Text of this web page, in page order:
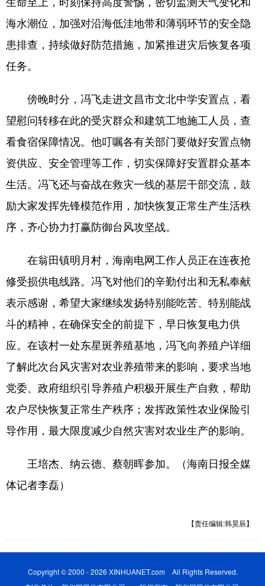
海水潮位，加强对沿海低洼地带和薄弱环节的安全隐
患排查，持续做好防范措施，加紧推进灾后恢复各项
任务。
傍晚时分，冯飞走进文昌市文北中学安置点，看
望慰问转移在此的受灾群众和建筑工地施工人员，查
看食宿保障情况。他叮嘱各有关部门要做好安置点物
资供应、安全管理等工作，切实保障好安置群众基本
生活。冯飞还与奋战在救灾一线的基层干部交流，鼓
励大家发挥先锋模范作用，加快恢复正常生产生活秩
序，齐心协力打赢防御台风攻坚战。
在翁田镇明月村，海南电网工作人员正在连夜抢
修受损供电线路。冯飞对他们的辛勤付出和无私奉献
表示感谢，希望大家继续发扬特别能吃苦、特别能战
斗的精神，在确保安全的前提下，早日恢复电力供
应。在该村一处东星斑养殖基地，冯飞向养殖户详细
了解此次台风灾害对农业养殖带来的影响，要求当地
党委、政府组织引导养殖户积极开展生产自救，帮助
农户尽快恢复正常生产秩序；发挥政策性农业保险引
导作用，最大限度减少自然灾害对农业生产的影响。
王培杰、纳云德、蔡朝晖参加。（海南日报全媒
体记者李磊）
【责任编辑:韩昊辰】
Copyright © 2000 - 2026 XINHUANET.com All Rights Reserved.